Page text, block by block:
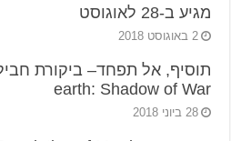
מגיע ב-28 לאוגוסט
2 באוגוסט 2018
earth: Shadow of War
28 ביוני 2018